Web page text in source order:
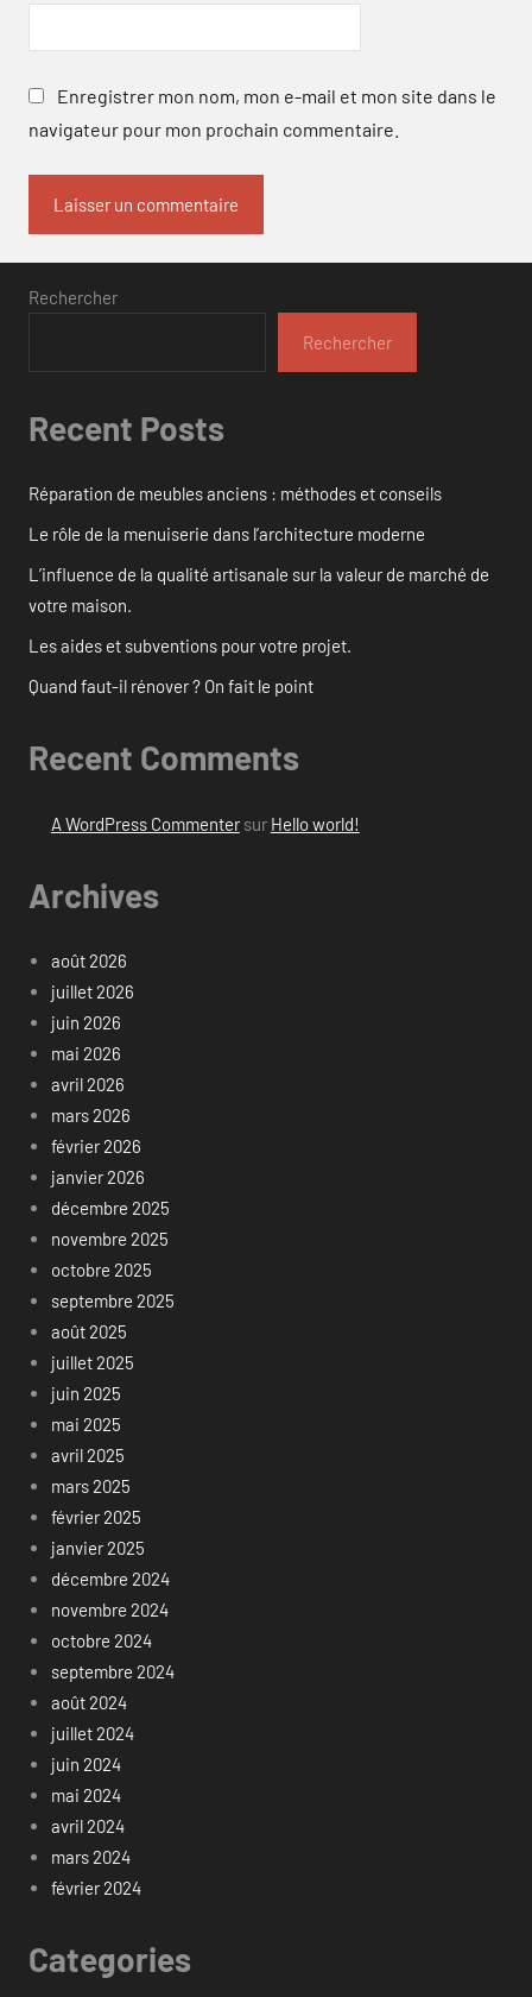
Enregistrer mon nom, mon e-mail et mon site dans le
navigateur pour mon prochain commentaire.
Rechercher
Rechercher
Recent Posts
Réparation de meubles anciens : méthodes et conseils
Le rôle de la menuiserie dans l’architecture moderne
L’influence de la qualité artisanale sur la valeur de marché de
votre maison.
Les aides et subventions pour votre projet.
Quand faut-il rénover ? On fait le point
Recent Comments
A WordPress Commentersur Hello world!
Archives
août 2026
juillet 2026
juin 2026
mai 2026
avril 2026
mars 2026
février 2026
janvier 2026
décembre 2025
novembre 2025
octobre 2025
septembre 2025
août 2025
juillet 2025
juin 2025
mai 2025
avril 2025
mars 2025
février 2025
janvier 2025
décembre 2024
novembre 2024
octobre 2024
septembre 2024
août 2024
juillet 2024
juin 2024
mai 2024
avril 2024
mars 2024
février 2024
Categories